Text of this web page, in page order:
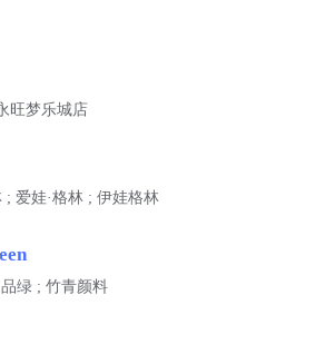
旺梦乐城店
; 爱娃·格林 ; 伊娃格林
绿 ; 竹青颜料